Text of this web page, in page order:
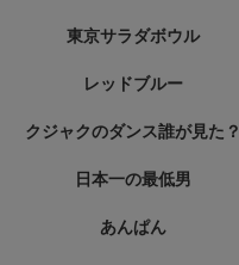
東京サラダボウル
レッドブルー
クジャクのダンス誰が見た？
日本一の最低男
あんぱん